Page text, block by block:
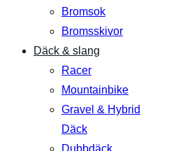
Bromsok
Bromsskivor
Däck & slang
Racer
Mountainbike
Gravel & Hybrid
Däck
Dubbdäck